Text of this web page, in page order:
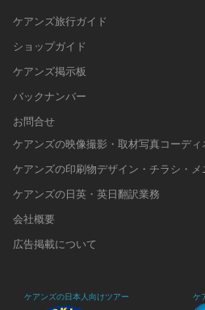
ケアンズ旅行ガイド
ショップガイド
ケアンズ掲示板
バックナンバー
お問合せ
ケアンズの映像撮影・取材写真コーディ
ケアンズの印刷物デザイン・チラシ・
ケアンズの日英・英日翻訳業務
会社概要
広告掲載について
ケアンズの日本人向けツアー ケ